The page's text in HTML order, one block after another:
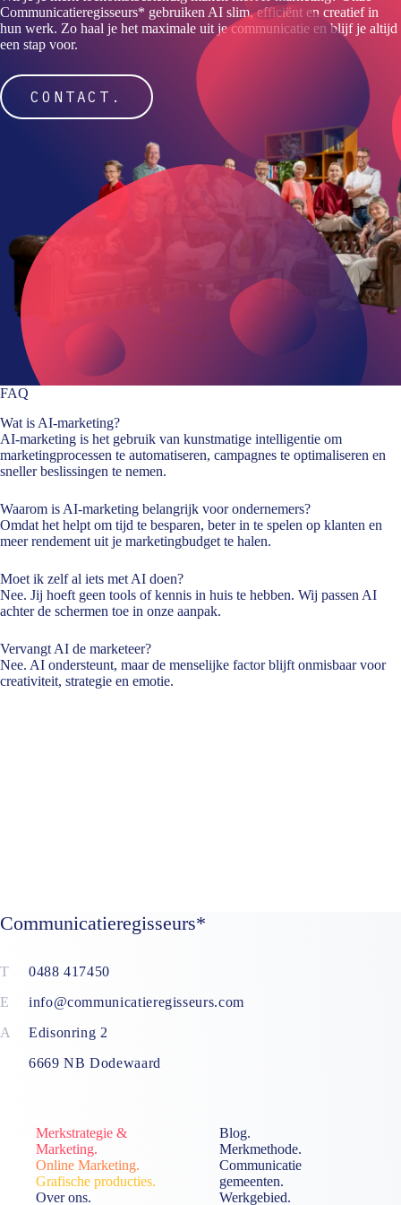
Communicatieregisseurs* gebruiken AI slim, efficiënt en creatief in
hun werk. Zo haal je het maximale uit je communicatie en blijf je altijd
een stap voor.
CONTACT.
FAQ
Wat is AI-marketing?
AI-marketing is het gebruik van kunstmatige intelligentie om
marketingprocessen te automatiseren, campagnes te optimaliseren en
sneller beslissingen te nemen.
Waarom is AI-marketing belangrijk voor ondernemers?
Omdat het helpt om tijd te besparen, beter in te spelen op klanten en
meer rendement uit je marketingbudget te halen.
Moet ik zelf al iets met AI doen?
Nee. Jij hoeft geen tools of kennis in huis te hebben. Wij passen AI
achter de schermen toe in onze aanpak.
Vervangt AI de marketeer?
Nee. AI ondersteunt, maar de menselijke factor blijft onmisbaar voor
creativiteit, strategie en emotie.
Communicatieregisseurs*
0488 417450
info@communicatieregisseurs.com
Edisonring 2
6669 NB Dodewaard
Merkstrategie &
Marketing.
Online Marketing.
Grafische producties.
Over ons.
Blog.
Merkmethode.
Communicatie
gemeenten.
Werkgebied.